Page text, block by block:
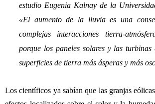
estudio Eugenia Kalnay de la
«El aumento de la lluvia es una
complejas interacciones tierra-
porque los paneles solares y las turbinas
superficies de tierra más ásperas y más
Los científicos ya sabían que las granjas